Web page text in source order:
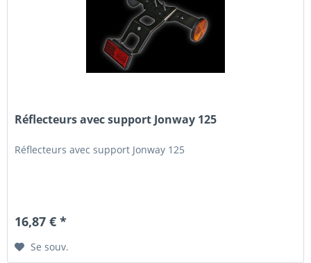
Réflecteurs avec support Jonway 125
Réflecteurs avec support Jonway 125
16,87 € *
Se souv.